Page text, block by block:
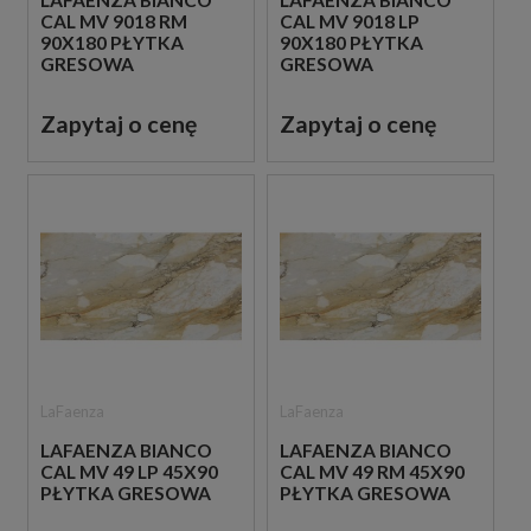
CAL MV 9018 RM
90X180 PŁYTKA
GRESOWA
Zapytaj o cenę
CAL MV 9018 LP
90X180 PŁYTKA
GRESOWA
Zapytaj o cenę
LAFAENZA BIANCO
CAL MV 49 LP 45X90
PŁYTKA GRESOWA
LAFAENZA BIANCO
CAL MV 49 RM 45X90
PŁYTKA GRESOWA